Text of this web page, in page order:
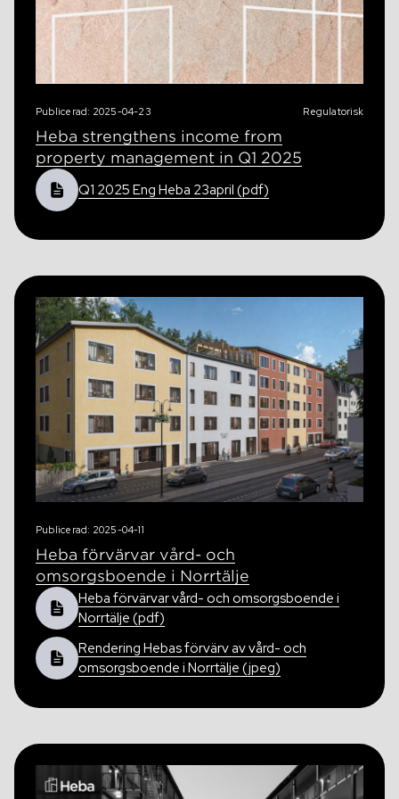
Publicerad: 2025-04-23 Regulatorisk
Heba strengthens income from
property management in Q1 2025
Q1 2025 Eng Heba 23april (pdf)
Publicerad: 2025-04-11
Heba förvärvar vård- och
omsorgsboende i Norrtälje
Heba förvärvar vård- och omsorgsboende i
Norrtälje (pdf)
Rendering Hebas förvärv av vård- och
omsorgsboende i Norrtälje (jpeg)